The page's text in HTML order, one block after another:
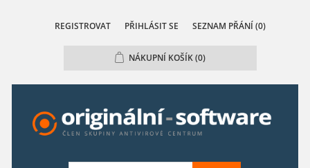
REGISTROVAT PŘIHLÁSIT SE SEZNAM PŘÁNÍ (0)
NÁKUPNÍ KOŠÍK(0)